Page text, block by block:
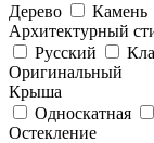
Дерево
Камень
Архитектурный
Русский
Оригинальный
Крыша
Односкатная
Остекление